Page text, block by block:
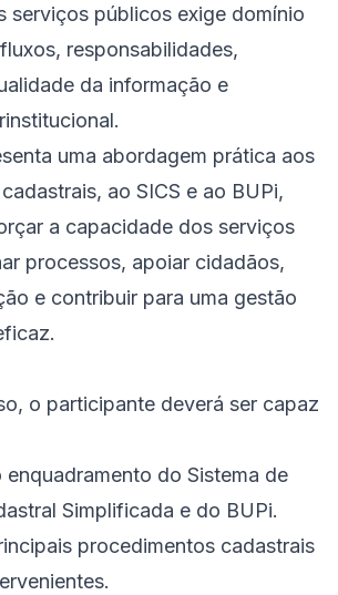
serviços públicos exige domínio
responsabilidades,
da informação e
uma abordagem prática aos
ao SICS e ao BUPi,
a capacidade dos serviços
processos, apoiar cidadãos,
e contribuir para uma gestão
o participante deverá ser capaz
enquadramento do Sistema de
Simplificada e do BUPi.
procedimentos cadastrais